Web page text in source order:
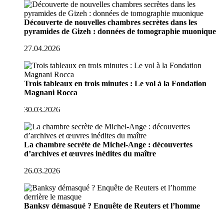
Découverte de nouvelles chambres secrètes dans les
pyramides de Gizeh : données de tomographie muonique
27.04.2026
Trois tableaux en trois minutes : Le vol à la Fondation
Magnani Rocca
30.03.2026
La chambre secrète de Michel-Ange : découvertes
d’archives et œuvres inédites du maître
26.03.2026
Banksy démasqué ? Enquête de Reuters et l’homme